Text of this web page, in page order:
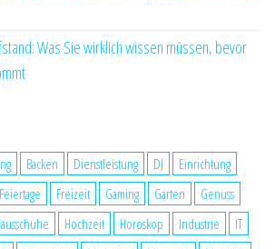
Was Sie wirklich wissen müssen, bevor
Backen Dienstleistung DJ
Einrichtung
Feiertage Freizeit Gaming Garten
Genuss
Hochzeit Horoskop Industrie
IT